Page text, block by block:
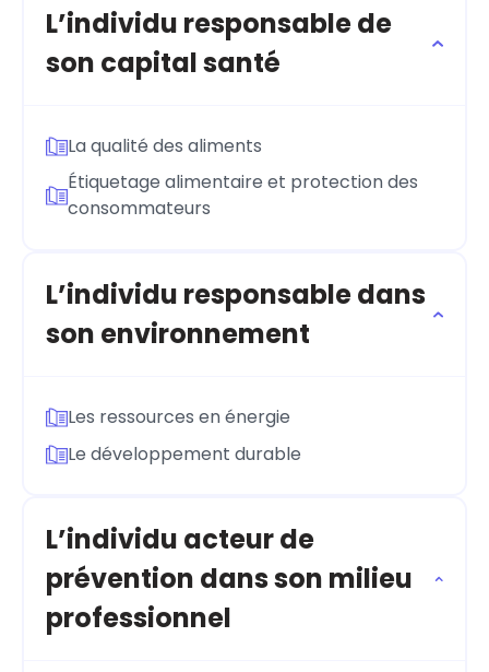
L’individu responsable de
son capital santé
La qualité des aliments
Étiquetage alimentaire et protection des
consommateurs
L’individu responsable dans
son environnement
Les ressources en énergie
Le développement durable
L’individu acteur de
prévention dans son milieu
professionnel